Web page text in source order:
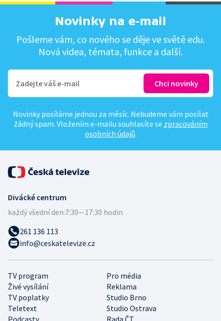
Novinky na e-mail
Pošleme vám, co nového se děje ve světě edu.
Nová videa, témata, funkce a další.
Novinky posíláme jednou za měsíc. Nebudeme vám posílat
žádný spam. Vložením e-mailu souhlasíte se zpracováním
osobních údajů.